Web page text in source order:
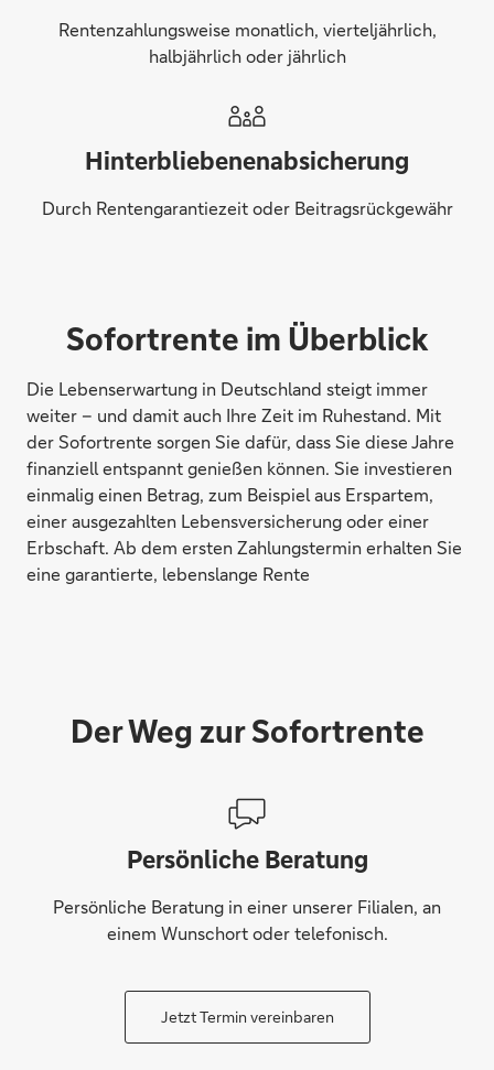
Rentenzahlungsweise monatlich, vierteljährlich,
halbjährlich oder jährlich
Hinterbliebenenabsicherung
Durch Rentengarantiezeit oder Beitragsrückgewähr
Sofortrente im Überblick
Die Lebenserwartung in Deutschland steigt immer
weiter – und damit auch Ihre Zeit im Ruhestand. Mit
der Sofortrente sorgen Sie dafür, dass Sie diese Jahre
finanziell entspannt genießen können. Sie investieren
einmalig einen Betrag, zum Beispiel aus Erspartem,
einer ausgezahlten Lebensversicherung oder einer
Erbschaft. Ab dem ersten Zahlungstermin erhalten Sie
eine garantierte, lebenslange Rente
Der Weg zur Sofortrente
Persönliche Beratung
Persönliche Beratung in einer unserer Filialen, an
einem Wunschort oder telefonisch.
Jetzt Termin vereinbaren